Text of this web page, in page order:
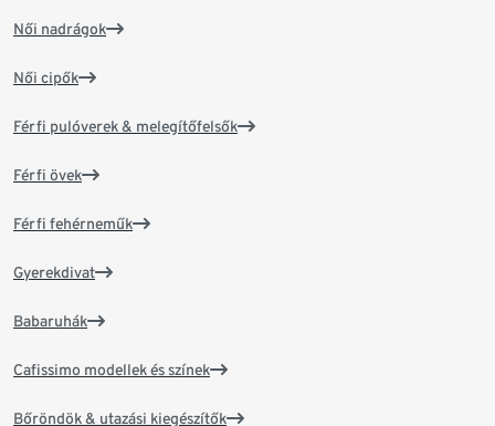
Női nadrágok
Női cipők
Férfi pulóverek & melegítőfelsők
Férfi övek
Férfi fehérneműk
Gyerekdivat
Babaruhák
Cafissimo modellek és színek
Bőröndök & utazási kiegészítők